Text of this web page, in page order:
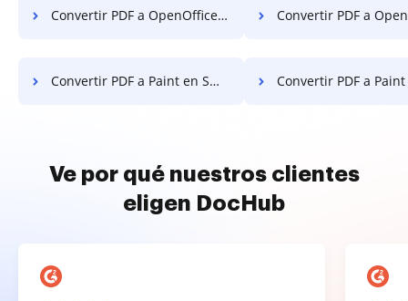
Convertir PDF a OpenOffice en Mozilla Firefox Convertir PDF a OpenOffice
Convertir PDF a Paint en Smartphone Convertir PDF a Paint en
Ve por qué nuestros clientes
eligen DocHub